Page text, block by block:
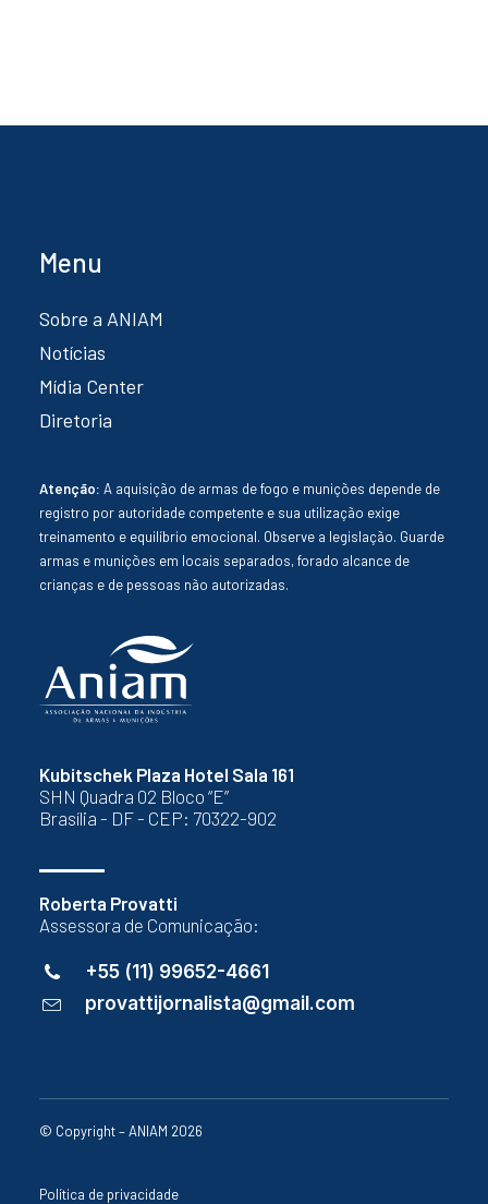
Kubitschek Plaza Hotel Sala 161
SHN Quadra 02 Bloco “E”
Brasília - DF - CEP: 70322-902
Roberta Provatti
Assessora de Comunicação:
+55 (11) 99652-4661
provattijornalista@gmail.com
Menu
Sobre a ANIAM
Notícias
Mídia Center
Diretoria
Atenção: A aquisição de armas de fogo e munições depende de
registro por autoridade competente e sua utilização exige
treinamento e equilíbrio emocional. Observe a legislação. Guarde
armas e munições em locais separados, forado alcance de
crianças e de pessoas não autorizadas.
© Copyright – ANIAM 2026
Política de privacidade